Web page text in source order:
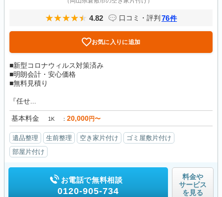
4.82 口コミ・評判 76件
お気に入りに追加
■新型コロナウィルス対策済み
■明朗会計・安心価格
■無料見積り
『任せ...
基本料金 1K 20,000円〜
遺品整理 生前整理 空き家片付け
ゴミ屋敷片付け
部屋片付け
お電話で無料相談
0120-905-734
料金や
サービス
を見る